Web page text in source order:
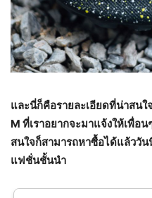
และนี่ก็คือรายละเอียดที่น่าสนใ
M ที่เราอยากจะมาแจ้งให้เพื่อ
สนใจก็สามารถหาซื้อได้แล้ววัน
แฟชั่นชั้นนำ